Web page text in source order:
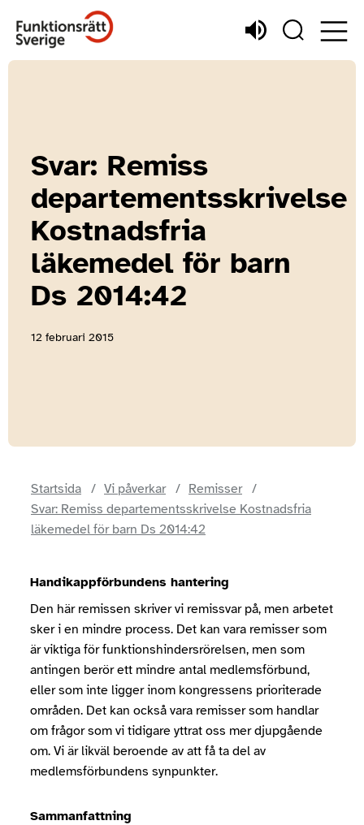
Svar: Remiss
departementsskrivelse
Kostnadsfria
läkemedel för barn
Ds 2014:42
12 februari 2015
Startsida Vi påverkar
Remisser
Svar: Remiss departementsskrivelse Kostnadsfria
läkemedel för barn Ds 2014:42
Handikappförbundens hantering
Den här remissen skriver vi remissvar på, men arbetet
sker i en mindre process. Det kan vara remisser som
är viktiga för funktionshindersrörelsen, men som
antingen berör ett mindre antal medlemsförbund,
eller som inte ligger inom kongressens prioriterade
områden. Det kan också vara remisser som handlar
om frågor som vi tidigare yttrat oss mer djupgående
om. Vi är likväl beroende av att få ta del av
medlemsförbundens synpunkter.
Sammanfattning